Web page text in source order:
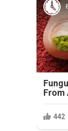
From
442